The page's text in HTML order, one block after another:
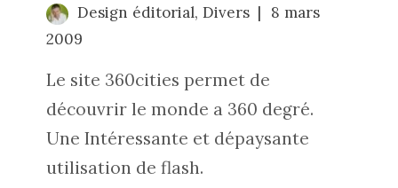
Design éditorial, Divers
8 mars
2009
Le site 360cities permet de
découvrir le monde a 360 degré.
Une Intéressante et dépaysante
utilisation de flash.